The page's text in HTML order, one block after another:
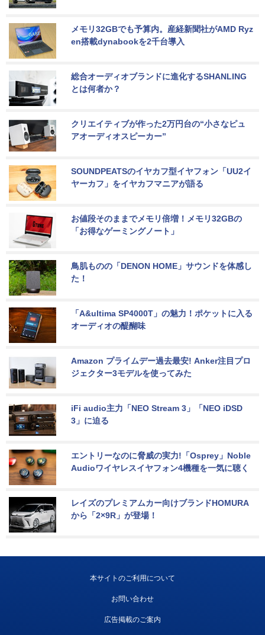
メモリ32GBでも予算内。産経新聞社がAMD Ryz
en搭載dynabookを2千台導入
総合オーディオブランドに進化するSHANLING
とは何者か？
クリエイティブが作った2万円台の“小さなピュ
アオーディオスピーカー”
SOUNDPEATSのイヤカフ型イヤフォン「UU2イ
ヤーカフ」をイヤカフマニアが語る
お値段そのままでメモリ倍増！メモリ32GBの
「お得なゲーミングノート」
鳥肌ものの「DENON HOME」サウンドを体感し
た！
「A&ultima SP4000T」の魅力！ポケットに入る
オーディオの醍醐味
Amazon プライムデー過去最安! Anker注目プロ
ジェクター3モデルを使ってみた
iFi audio主力「NEO Stream 3」「NEO iDSD
3」に迫る
エントリーなのに脅威の実力!「Osprey」Noble
Audioワイヤレスイヤフォン4機種を一気に聴く
レイズのプレミアムカー向けブランドHOMURA
から「2×9R」が登場！
本サイトのご利用について
お問い合わせ
広告掲載のご案内